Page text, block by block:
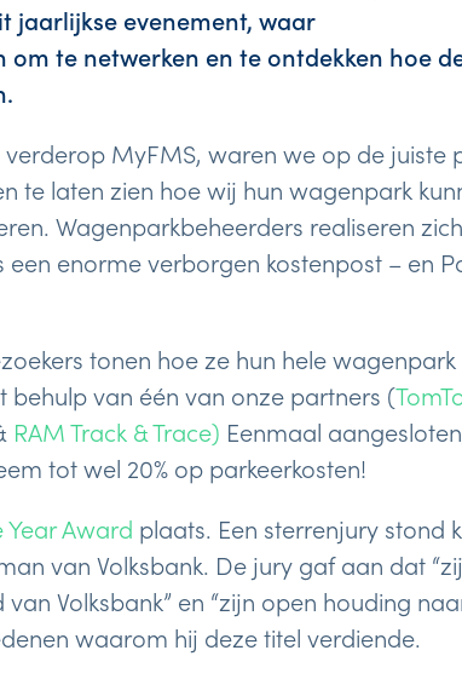
jaarlijkse evenement, waar
te netwerken en te ontdekken hoe
MyFMS, waren we op de juiste
te laten zien hoe wij hun wagenpark
Wagenparkbeheerders realiseren
een enorme verborgen kostenpost – en
tonen hoe ze hun hele wagenpark
behulp van één van onze partners (
RAM Track & Trace) Eenmaal
tot wel 20% op parkeerkosten!
Award plaats. Een sterrenjury stond
van Volksbank. De jury gaf aan dat
Volksbank” en “zijn open houding
waarom hij deze titel verdiende.